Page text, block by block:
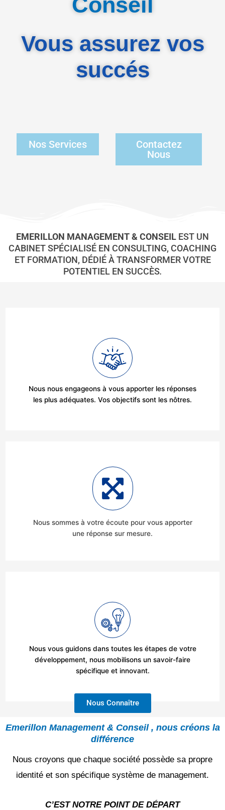
Vous assurez vos
succés
Nos Services
Contactez
Nous
EMERILLON MANAGEMENT & CONSEIL EST UN
CABINET SPÉCIALISÉ EN CONSULTING, COACHING
ET FORMATION, DÉDIÉ À TRANSFORMER VOTRE
POTENTIEL EN SUCCÈS.
Nous nous engageons à vous apporter les réponses
les plus adéquates. Vos objectifs sont les nôtres.
Nous sommes à votre écoute pour vous apporter
une réponse sur mesure.
Nous vous guidons dans toutes les étapes de votre
développement, nous mobilisons un savoir-faire
spécifique et innovant.
Nous Connaître
Emerillon Management & Conseil , nous créons la
différence
Nous croyons que chaque société possède sa propre
identité et son spécifique système de management.
C’EST NOTRE POINT DE DÉPART